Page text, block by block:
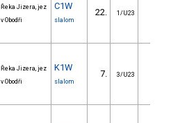
Řeka Jizera, jez
v Obodři
C1W
slalom
22. 1/U23
Řeka Jizera, jez
v Obodři
K1W
slalom
7. 3/U23